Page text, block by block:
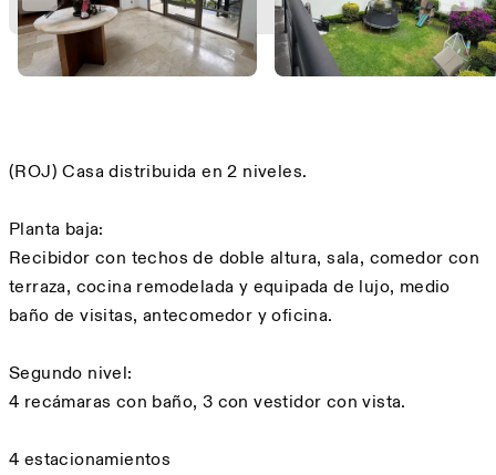
PREVIOUS SLIDE
Descripción
(ROJ) Casa distribuida en 2 niveles.
Planta baja:
Recibidor con techos de doble altura, sala, comedor con
terraza, cocina remodelada y equipada de lujo, medio
baño de visitas, antecomedor y oficina.
Segundo nivel:
4 recámaras con baño, 3 con vestidor con vista.
4 estacionamientos